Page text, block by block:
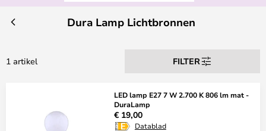
Dura Lamp Lichtbronnen
1 artikel FILTER
LED lamp E27 7 W 2.700 K 806 lm mat -
DuraLamp
€ 19,00
Datablad